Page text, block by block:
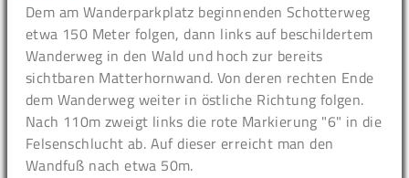
Dem am Wanderparkplatz beginnenden Schotterweg
etwa 150 Meter folgen, dann links auf beschildertem
Wanderweg in den Wald und hoch zur bereits
sichtbaren Matterhornwand. Von deren rechten Ende
dem Wanderweg weiter in östliche Richtung folgen.
Nach 110m zweigt links die rote Markierung "6" in die
Felsenschlucht ab. Auf dieser erreicht man den
Wandfuß nach etwa 50m.